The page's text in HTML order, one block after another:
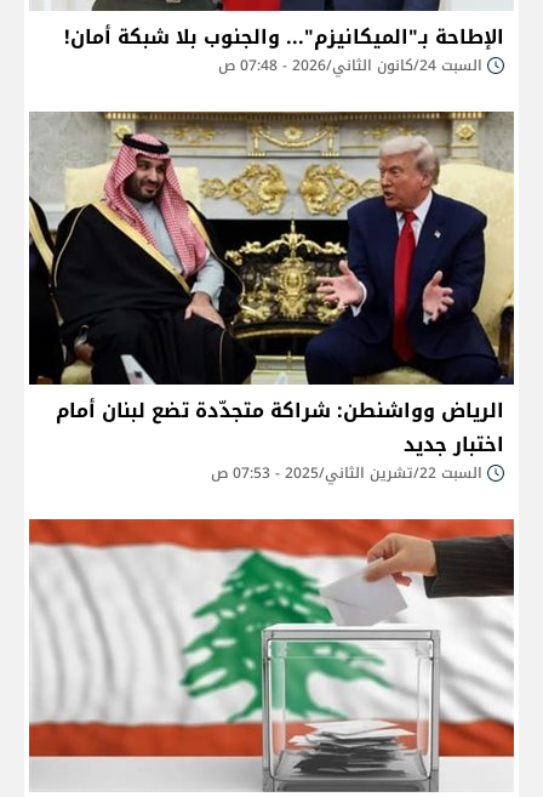
الإطاحة بـ"الميكانيزم"... والجنوب بلا شبكة أمان!
السبت 24/كانون الثاني/2026 - 07:48 ص
الرياض وواشنطن: شراكة متجدّدة تضع لبنان أمام
اختبار جديد
السبت 22/تشرين الثاني/2025 - 07:53 ص